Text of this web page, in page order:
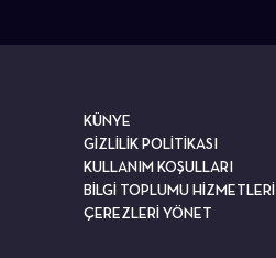
KÜNYE
GİZLİLİK POLİTİKASI
KULLANIM KOŞULLARI
BİLGİ TOPLUMU HİZMETLERİ
ÇEREZLERİ YÖNET